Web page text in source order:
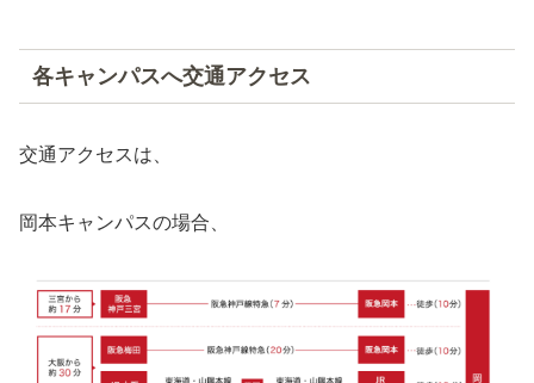
各キャンパスへ交通アクセス
交通アクセスは、
岡本キャンパスの場合、